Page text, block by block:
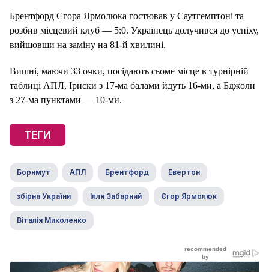
Брентфорд Єгора Ярмолюка гостював у Саутгемптоні та
розбив місцевий клуб — 5:0. Українець долучився до успіху,
вийшовши на заміну на 81-й хвилині.
Вишні, маючи 33 очки, посідають сьоме місце в турнірній
таблиці АПЛ, Іриски з 17-ма балами йдуть 16-ми, а Бджоли
з 27-ма пунктами — 10-ми.
ТЕГИ
Борнмут АПЛ Брентфорд Евертон
збірна України Ілля Забарний Єгор Ярмолюк
Віталія Миколенко